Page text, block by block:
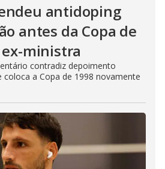
antidoping
antes da Copa de
ministra
contradiz depoimento
coloca a Copa de 1998 novamente